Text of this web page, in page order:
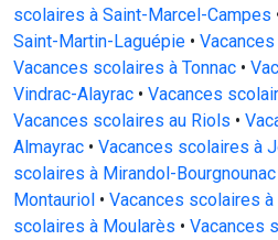
scolaires à Saint-Marcel-Campes
Saint-Martin-Laguépie •
Vacances scolaires à Tonnac •
Vindrac-Alayrac • Vacances
Vacances scolaires au Riols •
Almayrac • Vacances scolaires à
scolaires à Mirandol-Bourgnounac
Montauriol • Vacances scolaires
scolaires à Moularès • Vacances